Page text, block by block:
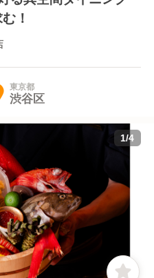
！
東京都
渋谷区
1/4